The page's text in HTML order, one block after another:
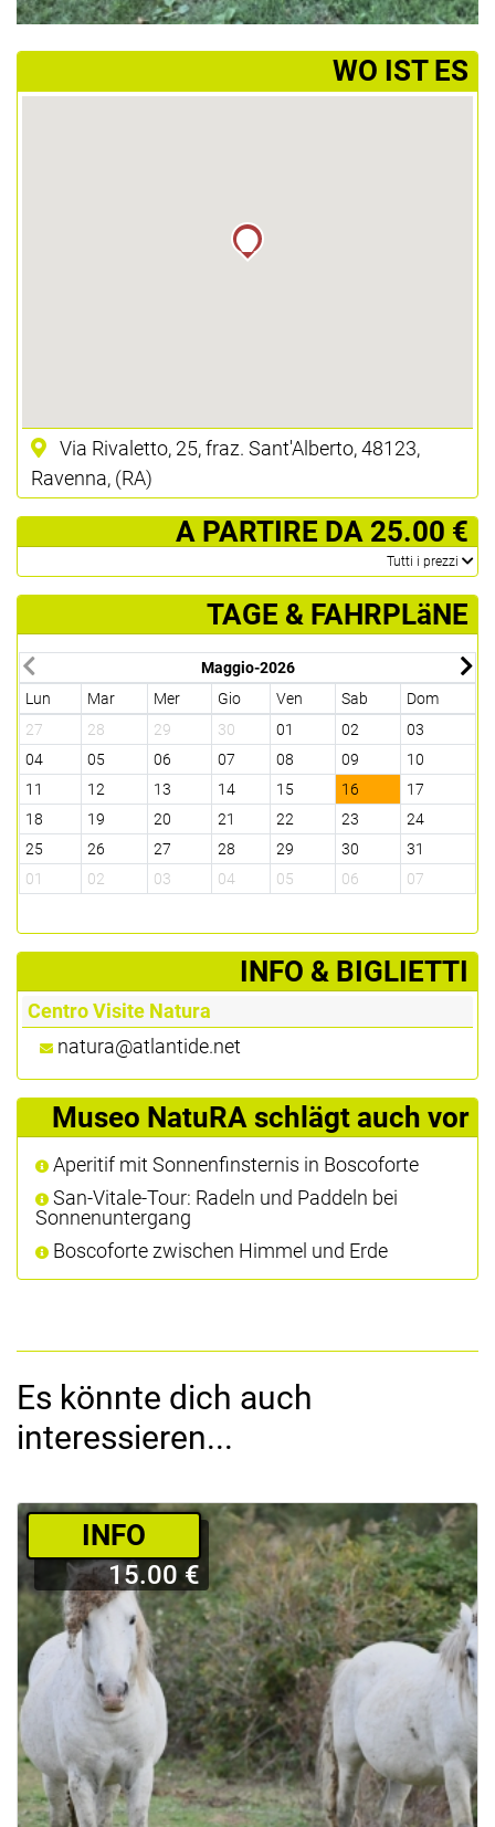
­WO IST ES
Via Rivaletto, 25, fraz. Sant'Alberto, 48123,
Ravenna, (RA)
­ A PARTIRE DA 25.00 €
­Tutti i prezzi
TAGE & FAHRPLäNE
Maggio-2026
Lun
Mar Mer Gio Ven Sab
Dom
27
28 29 30 01 02
03
04
05 06 07 08 09
10
11
12 13 14 15 16
17
18
19 20 21 22 23
24
25
26 27 28 29 30
31
01
02 03 04 05 06 07
­INFO & BIGLIETTI
Centro Visite Natura
natura@atlantide.net
Museo NatuRA schlägt auch vor
Aperitif mit Sonnenfinsternis in Boscoforte
San-Vitale-Tour: Radeln und Paddeln bei
Sonnenuntergang
Boscoforte zwischen Himmel und Erde
Es könnte dich auch
interessieren...
­INFO
15.00 €